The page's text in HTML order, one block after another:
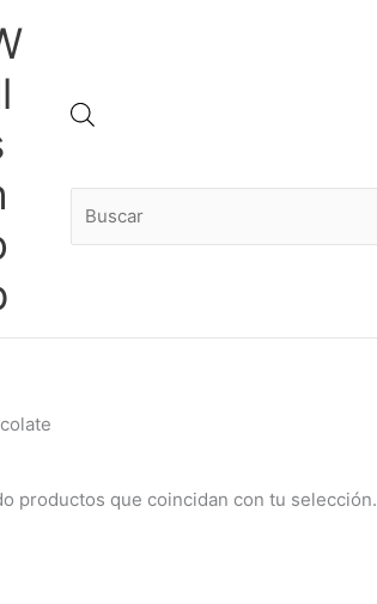
Búsqueda
de
productos que coincidan con tu selección.